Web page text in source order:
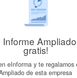
Informe
gratis!
eInforma y te regalamos
de esta empresa